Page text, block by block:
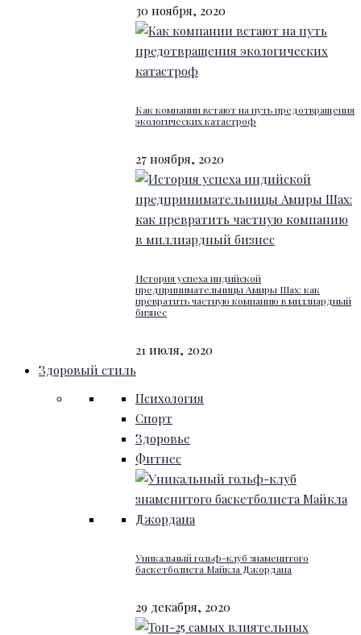
30 ноября, 2020
Как компании встают на путь предотвращения
экологических катастроф
27 ноября, 2020
История успеха индийской
предпринимательницы Амиры Шах: как
превратить частную компанию в миллиардный
бизнес
21 июля, 2020
Здоровый стиль
Психология
Спорт
Здоровье
Фитнес
Уникальный гольф-клуб знаменитого
баскетболиста Майкла Джордана
29 декабря, 2020